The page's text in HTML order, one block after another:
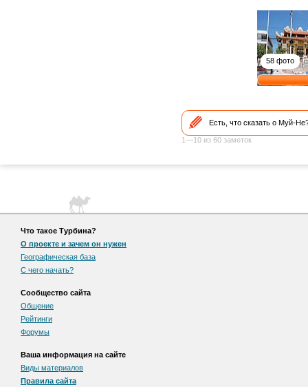
58 фото
Есть, что сказать о Муй-
1—10 из 60 заметок
Что такое Турбина?
О проекте и зачем он нужен
Географическая база
С чего начать?
Сообщество сайта
Общение
Рейтинги
Форумы
Ваша информация на сайте
Виды материалов
Правила сайта